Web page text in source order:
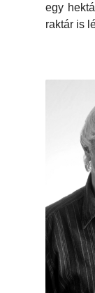
egy
raktár is